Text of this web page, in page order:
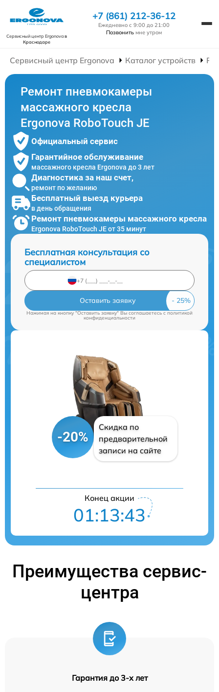
Сервисный центр Ergonovaв
Краснодаре
+7 (861) 212-36-12
Ежедневно с 9:00 до 21:00
Позвонить мне утром
Сервисный центр Ergonova Каталог устройств
Ремонт пневмокамеры
массажного кресла
Ergonova RoboTouch JE
Официальный сервис
Гарантийное обслуживание
массажного кресла Ergonova до 3 лет
Диагностика за наш счет,
ремонт по желанию
Бесплатный выезд курьера
в день обращения
Ремонт пневмокамеры массажного кресла
Ergonova RoboTouch JE от 35 минут
Бесплатная консультация со
специалистом
Оставить заявку
Нажимая на кнопку "Оставить заявку" Вы соглашаетесь cполитикой
конфиденциальности
-20%
Скидка по
предварительной
записи на сайте
Конец акции
01:13:42
Преимущества сервис-
центра
Гарантия до 3-х лет